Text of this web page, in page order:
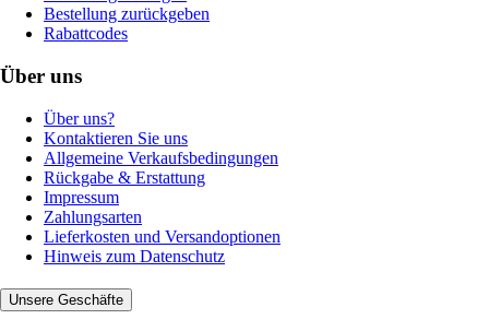
Bestellung zurückgeben
Rabattcodes
Über uns
Über uns?
Kontaktieren Sie uns
Allgemeine Verkaufsbedingungen
Rückgabe & Erstattung
Impressum
Zahlungsarten
Lieferkosten und Versandoptionen
Hinweis zum Datenschutz
Unsere Geschäfte